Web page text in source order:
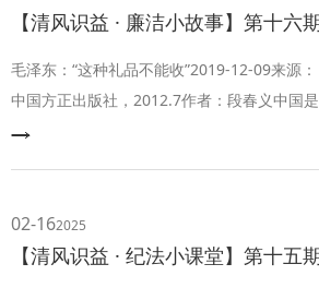
【清风识益 · 廉洁小故事】第十六
毛泽东：“这种礼品不能收”2019-12-09来源
中国方正出版社，2012.7作者：段春义中国
友之间礼尚往来，古已有之，无可厚非。但是
导人，接见外宾是经常的事情，有时会收到他
曾有工作人员劝毛泽
02-162025
【清风识益 · 纪法小课堂】第十五